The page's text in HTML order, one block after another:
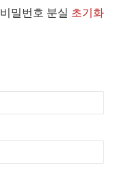
비밀번호 분실 초기화